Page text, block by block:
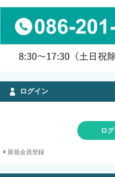
ログイン
ロ
新規会員登録